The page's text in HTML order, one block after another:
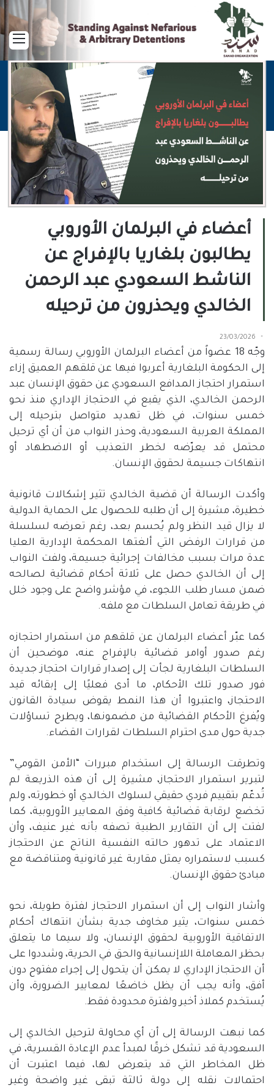
أعضاء في البرلمان الأوروبي
يطالبون بلغاريا بالإفراج عن
الناشط السعودي عبد الرحمن
الخالدي ويحذرون من ترحيله
23/03/2026
وجّه
عضواً من أعضاء البرلمان الأوروبي رسالة رسمية
إلى الحكومة البلغارية أعربوا فيها عن قلقهم العميق إزاء
استمرار احتجاز المدافع السعودي عن حقوق الإنسان عبد
الرحمن الخالدي، الذي يقبع في الاحتجاز الإداري منذ نحو
خمس سنوات، في ظل تهديد متواصل بترحيله إلى
المملكة العربية السعودية، وحذر النواب من أن أي ترحيل
محتمل قد يعرّضه لخطر التعذيب أو الاضطهاد أو
انتهاكات جسيمة لحقوق الإنسان.
وأكدت الرسالة أن قضية الخالدي تثير إشكالات قانونية
خطيرة، مشيرة إلى أن طلبه للحصول على الحماية الدولية
لا يزال قيد النظر ولم يُحسم بعد، رغم تعرضه لسلسلة
من قرارات الرفض التي ألغتها المحكمة الإدارية العليا
عدة مرات بسبب مخالفات إجرائية جسيمة، ولفت النواب
إلى أن الخالدي حصل على ثلاثة أحكام قضائية لصالحه
ضمن مسار طلب اللجوء، في مؤشر واضح على وجود خلل
في طريقة تعامل السلطات مع ملفه.
كما عبّر أعضاء البرلمان عن قلقهم من استمرار احتجازه
رغم صدور أوامر قضائية بالإفراج عنه، موضحين أن
السلطات البلغارية لجأت إلى إصدار قرارات احتجاز جديدة
فور صدور تلك الأحكام، ما أدى فعليًا إلى إبقائه قيد
الاحتجاز، واعتبروا أن هذا النمط يقوض سيادة القانون
ويُفرغ الأحكام القضائية من مضمونها، ويطرح تساؤلات
جدية حول مدى احترام السلطات لقرارات القضاء.
وتطرقت الرسالة إلى استخدام مبررات “الأمن القومي”
لتبرير استمرار الاحتجاز، مشيرة إلى أن هذه الذريعة لم
تُدعّم بتقييم فردي حقيقي لسلوك الخالدي أو خطورته، ولم
تخضع لرقابة قضائية كافية وفق المعايير الأوروبية، كما
لفتت إلى أن التقارير الطبية تصفه بأنه غير عنيف، وأن
الاعتماد على تدهور حالته النفسية الناتج عن الاحتجاز
كسبب لاستمراره يمثل مقاربة غير قانونية ومتناقضة مع
مبادئ حقوق الإنسان.
وأشار النواب إلى أن استمرار الاحتجاز لفترة طويلة، نحو
خمس سنوات، يثير مخاوف جدية بشأن انتهاك أحكام
الاتفاقية الأوروبية لحقوق الإنسان، ولا سيما ما يتعلق
بحظر المعاملة اللاإنسانية والحق في الحرية، وشددوا على
أن الاحتجاز الإداري لا يمكن أن يتحول إلى إجراء مفتوح دون
أفق، وأنه يجب أن يظل خاضعًا لمعايير الضرورة، وأن
يُستخدم كملاذ أخير ولفترة محدودة فقط.
كما نبهت الرسالة إلى أن أي محاولة لترحيل الخالدي إلى
السعودية قد تشكل خرقًا لمبدأ عدم الإعادة القسرية، في
ظل المخاطر التي قد يتعرض لها، فيما اعتبرت أن
احتمالات نقله إلى دولة ثالثة تبقى غير واضحة وغير